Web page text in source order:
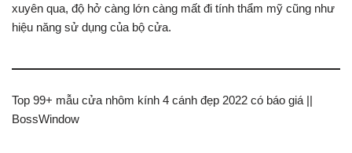
xuyên qua, độ hở càng lớn càng mất đi tính thẩm mỹ cũng như
hiệu năng sử dụng của bộ cửa.
Top 99+ mẫu cửa nhôm kính 4 cánh đẹp 2022 có báo giá ||
BossWindow